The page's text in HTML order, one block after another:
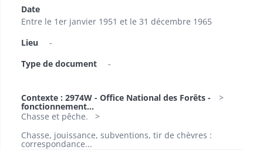
Date
Entre le 1er janvier 1951 et le 31 décembre 1965
Lieu
-
Type de document
-
Contexte : 2974W - Office National des Forêts -
fonctionnement...
Chasse et pêche.
Chasse, jouissance, subventions, tir de chèvres :
correspondance...